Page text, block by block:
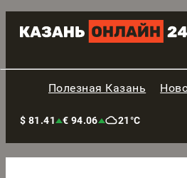
Полезная Казань
$ 81.41 € 94.06 21°C